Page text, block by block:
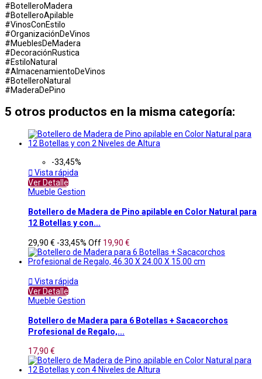
#BotelleroMadera
#BotelleroApilable
#VinosConEstilo
#OrganizaciónDeVinos
#MueblesDeMadera
#DecoraciónRustica
#EstiloNatural
#AlmacenamientoDeVinos
#BotelleroNatural
#MaderaDePino
5 otros productos en la misma categoría:
-33,45%
 Vista rápida
Ver Detalle
Mueble Gestion
Botellero de Madera de Pino apilable en Color Natural para
12 Botellas y con...
29,90 € -33,45% Off 19,90 €
 Vista rápida
Ver Detalle
Mueble Gestion
Botellero de Madera para 6 Botellas + Sacacorchos
Profesional de Regalo,...
17,90 €